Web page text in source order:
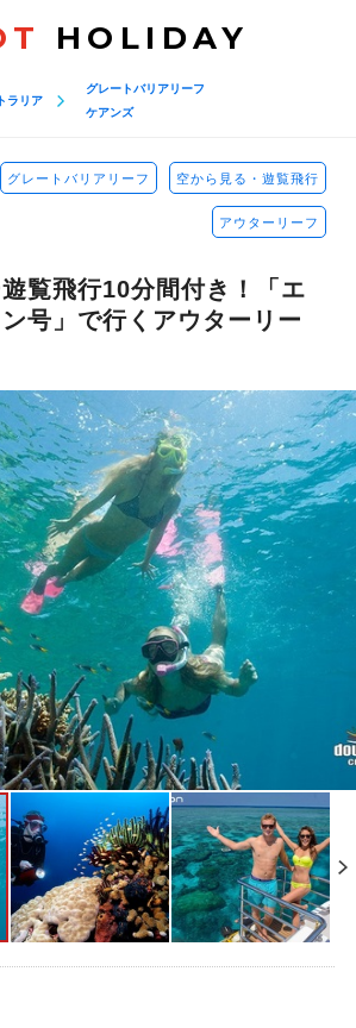
HOLIDAY
ラリア
グレートバリアリーフ
ケアンズ
グレートバリアリーフ 空から見る・遊覧飛行
アウターリーフ
覧飛行10分間付き！「エ
号」で行くアウターリー